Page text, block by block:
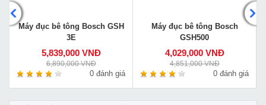
Máy đục bê tông Bosch GSH
3E
5,839,000 VNĐ
6,890,000 VNĐ
0 đánh giá
Máy đục bê tông Bosch
GSH500
4,029,000 VNĐ
4,851,000 VNĐ
0 đánh giá